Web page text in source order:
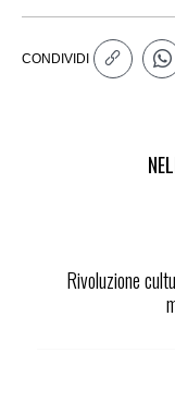
CONDIVIDI
Rivoluzione